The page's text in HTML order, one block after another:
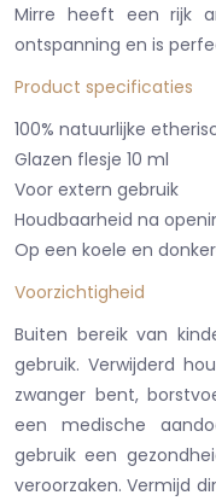
Mirre heeft een rijk
ontspanning en is
Product specificaties
100% natuurlijke
Glazen flesje 10 ml
Voor extern gebruik
Houdbaarheid na
Op een koele en
Voorzichtigheid
Buiten bereik van
gebruik. Verwijderd
zwanger bent,
een medische
gebruik een
veroorzaken. Vermijd